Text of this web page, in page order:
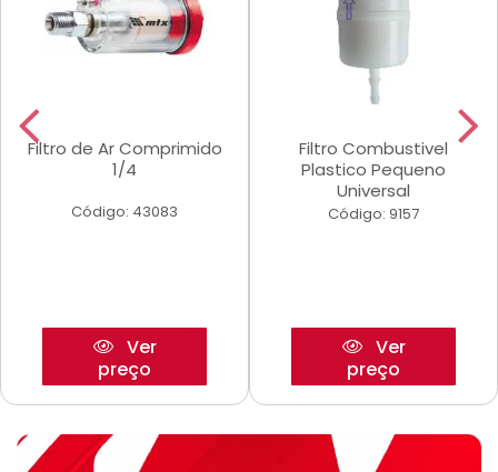
Filtro de Ar Comprimido
1/4
Código: 43083
Ver
preço
Filtro Combustivel
Plastico Pequeno
Universal
Código: 9157
Ver
preço